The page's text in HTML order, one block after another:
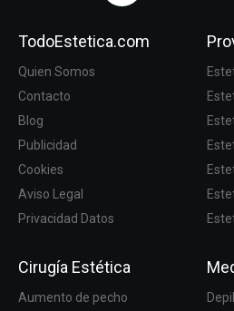
TodoEstetica.com
Quien Somos
Contacto
Blog
Publicidad
Cookies
Aviso Legal
Privacidad Datos
Cirugía Estética
Aumento de pecho